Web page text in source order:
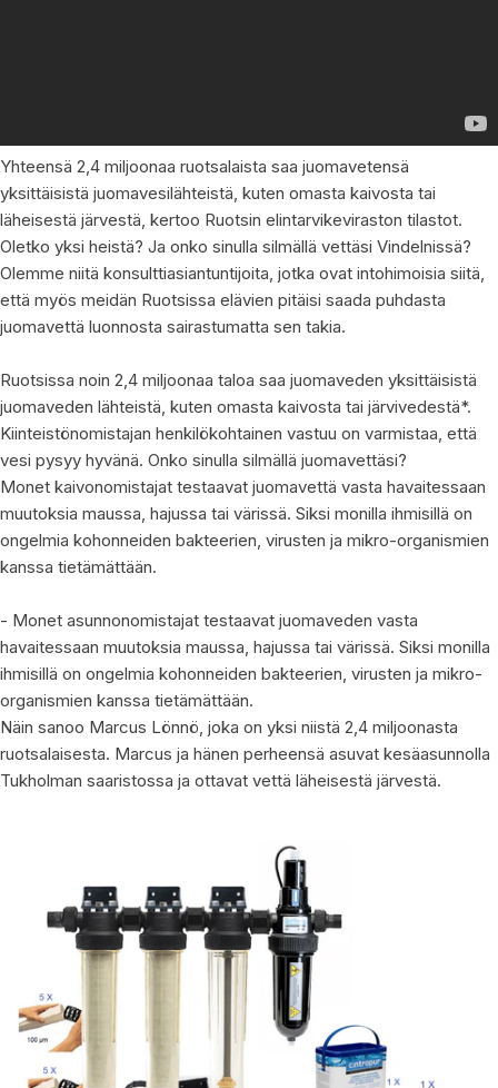
Yhteensä 2,4 miljoonaa ruotsalaista saa juomavetensä
yksittäisistä juomavesilähteistä, kuten omasta kaivosta tai
läheisestä järvestä, kertoo Ruotsin elintarvikeviraston tilastot.
Oletko yksi heistä? Ja onko sinulla silmällä vettäsi Vindelnissä?
Olemme niitä konsulttiasiantuntijoita, jotka ovat intohimoisia siitä,
että myös meidän Ruotsissa elävien pitäisi saada puhdasta
juomavettä luonnosta sairastumatta sen takia.
Ruotsissa noin 2,4 miljoonaa taloa saa juomaveden yksittäisistä
juomaveden lähteistä, kuten omasta kaivosta tai järvivedestä*.
Kiinteistönomistajan henkilökohtainen vastuu on varmistaa, että
vesi pysyy hyvänä. Onko sinulla silmällä juomavettäsi?
Monet kaivonomistajat testaavat juomavettä vasta havaitessaan
muutoksia maussa, hajussa tai värissä. Siksi monilla ihmisillä on
ongelmia kohonneiden bakteerien, virusten ja mikro-organismien
kanssa tietämättään.
- Monet asunnonomistajat testaavat juomaveden vasta
havaitessaan muutoksia maussa, hajussa tai värissä. Siksi monilla
ihmisillä on ongelmia kohonneiden bakteerien, virusten ja mikro-
organismien kanssa tietämättään.
Näin sanoo Marcus Lönnö, joka on yksi niistä 2,4 miljoonasta
ruotsalaisesta. Marcus ja hänen perheensä asuvat kesäasunnolla
Tukholman saaristossa ja ottavat vettä läheisestä järvestä.